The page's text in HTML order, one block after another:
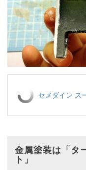
セメダイン ス
金属塗装は「タ
ト」